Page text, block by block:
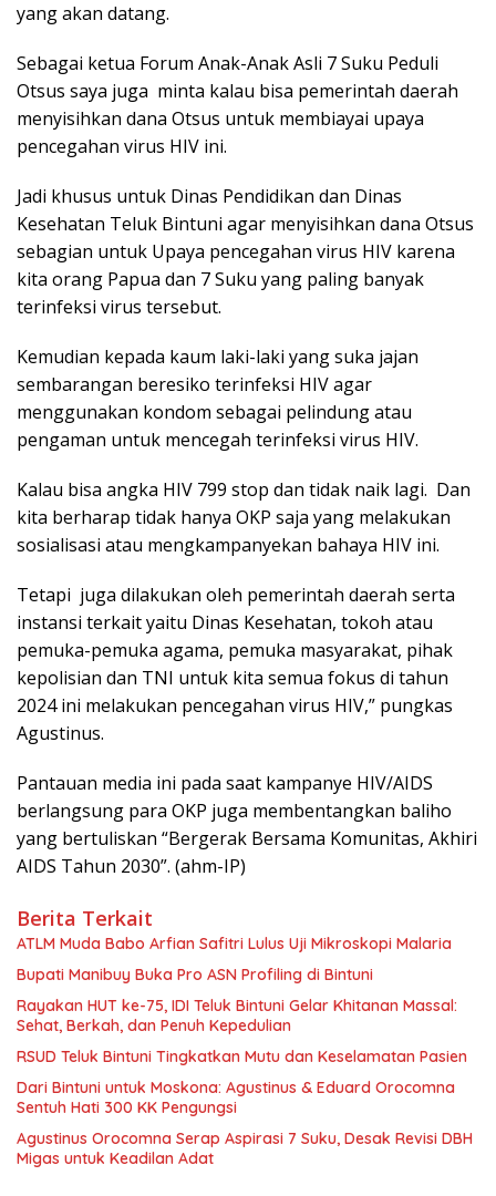
yang akan datang.
Sebagai ketua Forum Anak-Anak Asli 7 Suku Peduli
Otsus saya juga minta kalau bisa pemerintah daerah
menyisihkan dana Otsus untuk membiayai upaya
pencegahan virus HIV ini.
Jadi khusus untuk Dinas Pendidikan dan Dinas
Kesehatan Teluk Bintuni agar menyisihkan dana Otsus
sebagian untuk Upaya pencegahan virus HIV karena
kita orang Papua dan 7 Suku yang paling banyak
terinfeksi virus tersebut.
Kemudian kepada kaum laki-laki yang suka jajan
sembarangan beresiko terinfeksi HIV agar
menggunakan kondom sebagai pelindung atau
pengaman untuk mencegah terinfeksi virus HIV.
Kalau bisa angka HIV 799 stop dan tidak naik lagi. Dan
kita berharap tidak hanya OKP saja yang melakukan
sosialisasi atau mengkampanyekan bahaya HIV ini.
Tetapi juga dilakukan oleh pemerintah daerah serta
instansi terkait yaitu Dinas Kesehatan, tokoh atau
pemuka-pemuka agama, pemuka masyarakat, pihak
kepolisian dan TNI untuk kita semua fokus di tahun
2024 ini melakukan pencegahan virus HIV,” pungkas
Agustinus.
Pantauan media ini pada saat kampanye HIV/AIDS
berlangsung para OKP juga membentangkan baliho
yang bertuliskan “Bergerak Bersama Komunitas, Akhiri
AIDS Tahun 2030”. (ahm-IP)
Berita Terkait
ATLM Muda Babo Arfian Safitri Lulus Uji Mikroskopi Malaria
Bupati Manibuy Buka Pro ASN Profiling di Bintuni
Rayakan HUT ke-75, IDI Teluk Bintuni Gelar Khitanan Massal:
Sehat, Berkah, dan Penuh Kepedulian
RSUD Teluk Bintuni Tingkatkan Mutu dan Keselamatan Pasien
Dari Bintuni untuk Moskona: Agustinus & Eduard Orocomna
Sentuh Hati 300 KK Pengungsi
Agustinus Orocomna Serap Aspirasi 7 Suku, Desak Revisi DBH
Migas untuk Keadilan Adat